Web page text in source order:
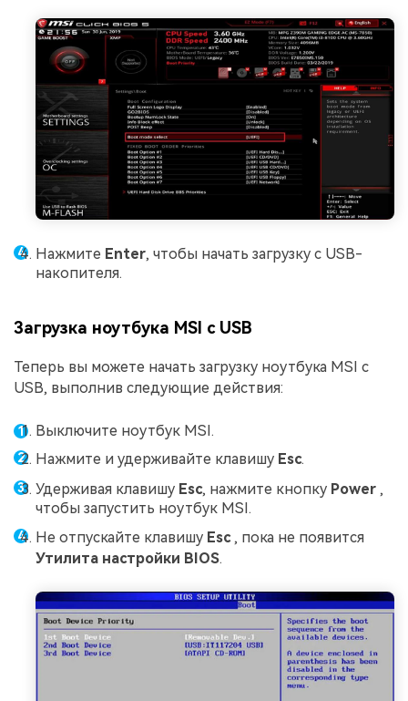
Нажмите Enter, чтобы начать загрузку с USB-
накопителя.
Загрузка ноутбука MSI с USB
Теперь вы можете начать загрузку ноутбука MSI с
USB, выполнив следующие действия:
Выключите ноутбук MSI.
Нажмите и удерживайте клавишу Esc.
Удерживая клавишу Esc, нажмите кнопку Power ,
чтобы запустить ноутбук MSI.
Не отпускайте клавишу Esc , пока не появится
Утилита настройки BIOS.